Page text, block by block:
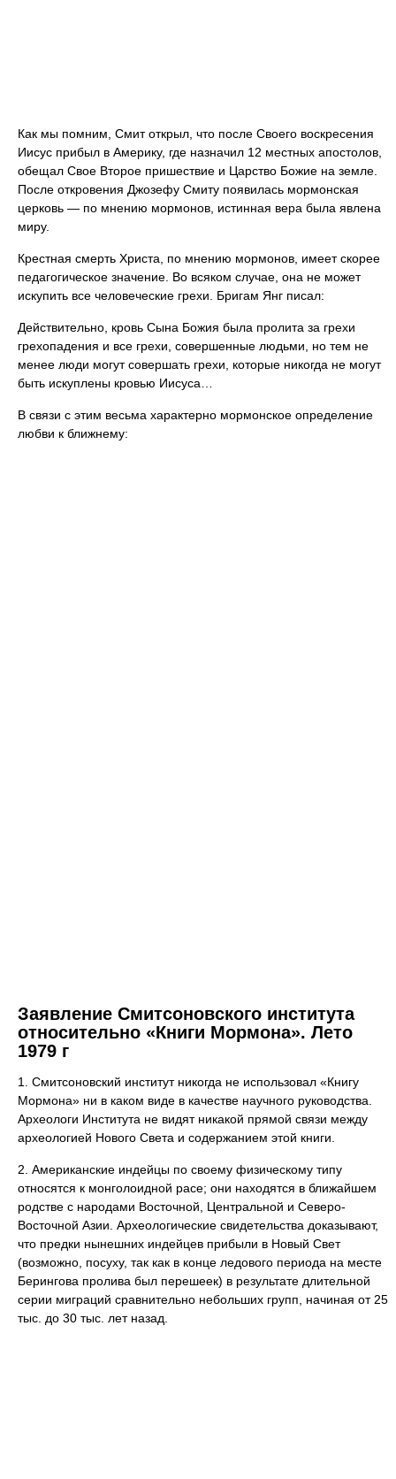
Как мы помним, Смит открыл, что после Своего воскресения
Иисус прибыл в Америку, где назначил 12 местных апостолов,
обещал Свое Второе пришествие и Царство Божие на земле.
После откровения Джозефу Смиту появилась мормонская
церковь — по мнению мормонов, истинная вера была явлена
миру.
Крестная смерть Христа, по мнению мормонов, имеет скорее
педагогическое значение. Во всяком случае, она не может
искупить все человеческие грехи. Бригам Янг писал:
Действительно, кровь Сына Божия была пролита за грехи
грехопадения и все грехи, совершенные людьми, но тем не
менее люди могут совершать грехи, которые никогда не могут
быть искуплены кровью Иисуса…
В связи с этим весьма характерно мормонское определение
любви к ближнему:
Заявление Смитсоновского института
относительно «Книги Мормона». Лето
1979 г
1. Смитсоновский институт никогда не использовал «Книгу
Мормона» ни в каком виде в качестве научного руководства.
Археологи Института не видят никакой прямой связи между
археологией Нового Света и содержанием этой книги.
2. Американские индейцы по своему физическому типу
относятся к монголоидной расе; они находятся в ближайшем
родстве с народами Восточной, Центральной и Северо-
Восточной Азии. Археологические свидетельства доказывают,
что предки нынешних индейцев прибыли в Новый Свет
(возможно, посуху, так как в конце ледового периода на месте
Берингова пролива был перешеек) в результате длительной
серии миграций сравнительно небольших групп, начиная от 25
тыс. до 30 тыс. лет назад.